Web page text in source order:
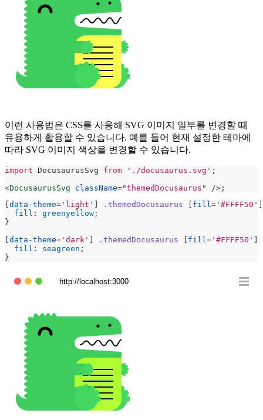
이런 사용법은 CSS를 사용해 SVG 이미지 일부를 변경할 때
유용하게 활용할 수 있습니다. 예를 들어 현재 설정한 테마에
따라 SVG 이미지 색상을 변경할 수 있습니다.
import DocusaurusSvg from './docusaurus.svg' ;
<DocusaurusSvg className="themedDocusaurus " /> ;
data-theme= 'light' .themedDocusaurus fill = '#FFFF50'
fill : greenyellow ;
}
data-theme= 'dark' .themedDocusaurus fill = '#FFFF50'
fill : seagreen ;
}
http://localhost:3000